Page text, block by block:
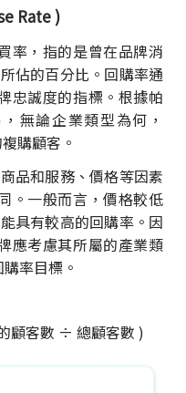
Rate )
率，指的是曾在品牌消
佔的百分比。回購率通
忠誠度的指標。根據帕
無論企業類型為何，
購顧客。
品和服務、價格等因素
。一般而言，價格較低
具有較高的回購率。因
應考慮其所屬的產業類
率目標。
顧客數 ÷ 總顧客數 )